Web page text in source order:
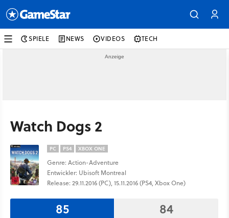
SPIELE NEWS VIDEOS TECH
Watch Dogs 2
PC PS4 XBOX ONE
Genre: Action-Adventure
Entwickler: Ubisoft Montreal
Release: 29.11.2016 (PC), 15.11.2016 (PS4, Xbox One)
85 84